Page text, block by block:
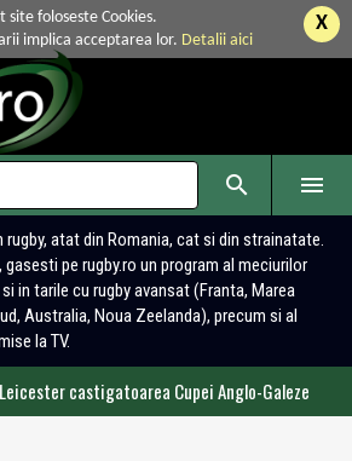
X
site foloseste Cookies.
implica acceptarea lor. Detalii aici
 
atat din Romania, cat si din strainatate.
pe rugby.ro un program al meciurilor
in tarile cu rugby avansat (Franta, Marea
Australia, Noua Zeelanda), precum si al
la TV.
Leicester castigatoarea Cupei Anglo-Galeze